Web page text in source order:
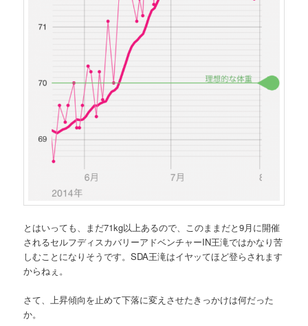
とはいっても、まだ71kg以上あるので、このままだと9月に開催
されるセルフディスカバリーアドベンチャーIN王滝ではかなり苦
しむことになりそうです。SDA王滝はイヤッてほど登らされます
からねぇ。
さて、上昇傾向を止めて下落に変えさせたきっかけは何だった
か。